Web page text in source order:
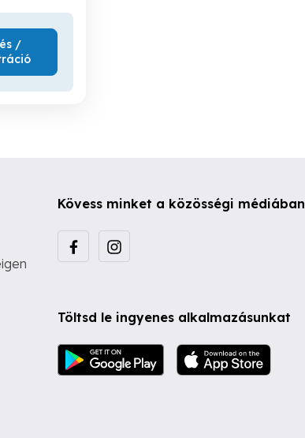
/
Kövess minket a közösségi médiában
Töltsd le ingyenes alkalmazásunkat